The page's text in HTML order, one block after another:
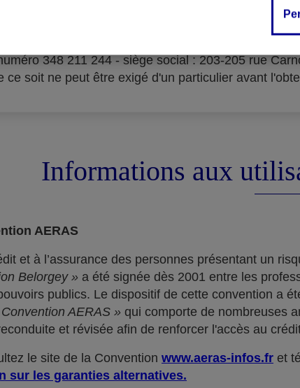
par l'organisme prêteur : AXA Banque
348 211 244 - siège social : 203-205 rue
ce soit ne peut être exigé d'un particulier avant
Informations aux
AERAS
et à l’assurance des personnes présentant un
Belorgey » a été signée dès 2001 entre les
publics. Le dispositif de cette convention a
AERAS » qui comporte de nombreuses
et révisée afin de renforcer l'accès au
le site de la Convention www.aeras-infos.fr et
sur les garanties alternatives.